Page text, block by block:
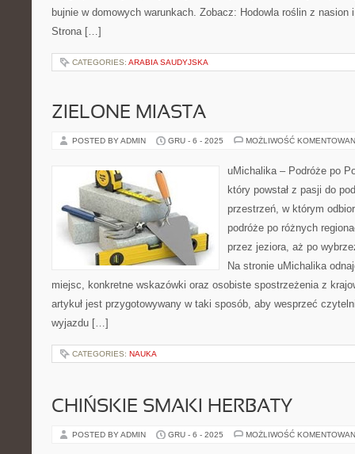
bujnie w domowych warunkach. Zobacz: Hodowla roślin z nasion
Strona […]
CATEGORIES: ARABIA SAUDYJSKA
ZIELONE MIASTA
POSTED BY ADMIN GRU - 6 - 2025 MOŻLIWOŚĆ
uMichalika – Podróże po
który powstał z pasji do
przestrzeń, w którym
podróże po różnych
przez jeziora, aż po
Na stronie uMichalika
miejsc, konkretne wskazówki oraz osobiste spostrzeżenia z
artykuł jest przygotowywany w taki sposób, aby wesprzeć
wyjazdu […]
CATEGORIES: NAUKA
CHIŃSKIE SMAKI HERBATY
POSTED BY ADMIN GRU - 6 - 2025 MOŻLIWOŚĆ